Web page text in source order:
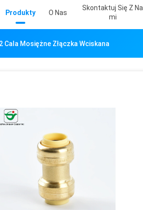
Produkty O Nas
Skontaktuj Się Z Na
Mi
Mosiężne Złączka Wciskana